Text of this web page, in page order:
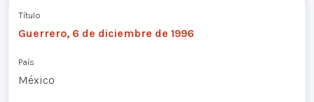
Título
Guerrero, 6 de diciembre de 1996
País
México